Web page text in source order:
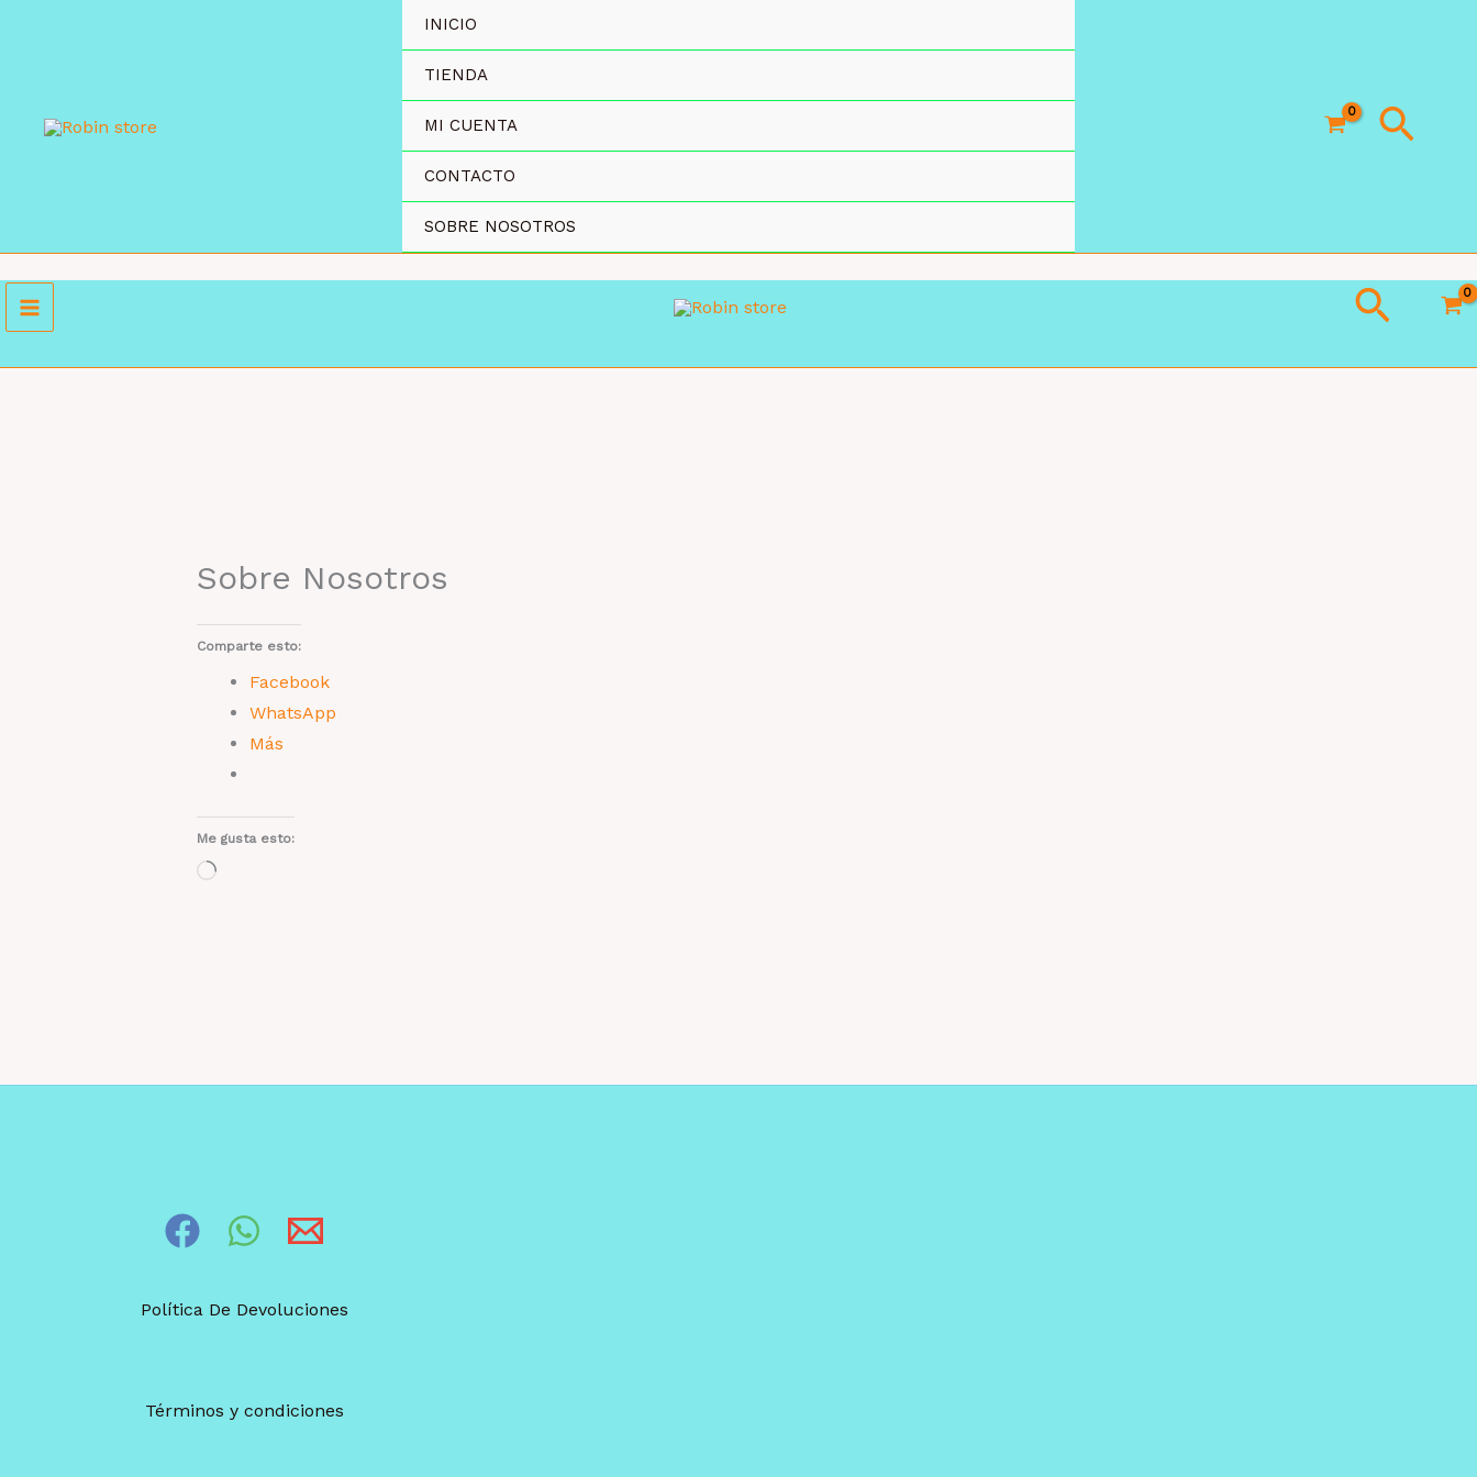
INICIO
TIENDA
MI CUENTA
CONTACTO
SOBRE NOSOTROS
Sobre Nosotros
Comparte esto:
Facebook
WhatsApp
Más
Me gusta esto:
Cargando...
Política De Devoluciones
Términos y condiciones